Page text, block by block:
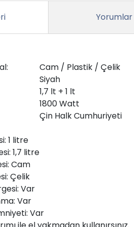
Yorumlar
Cam / Plastik / Çelik
Siyah
1,7 lt + 1 lt
1800 Watt
Çin Halk Cumhuriyeti
1 litre
1,7 litre
Cam
Çelik
Var
Var
Var